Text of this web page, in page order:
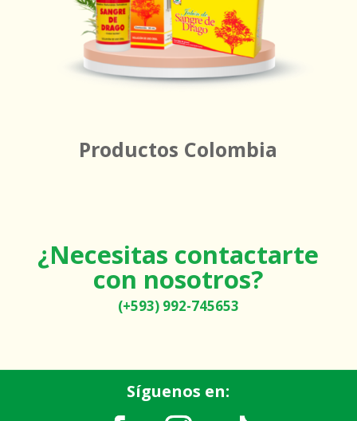
Productos Colombia
¿Necesitas contactarte
con nosotros?
(+593) 992-745653
Síguenos en: